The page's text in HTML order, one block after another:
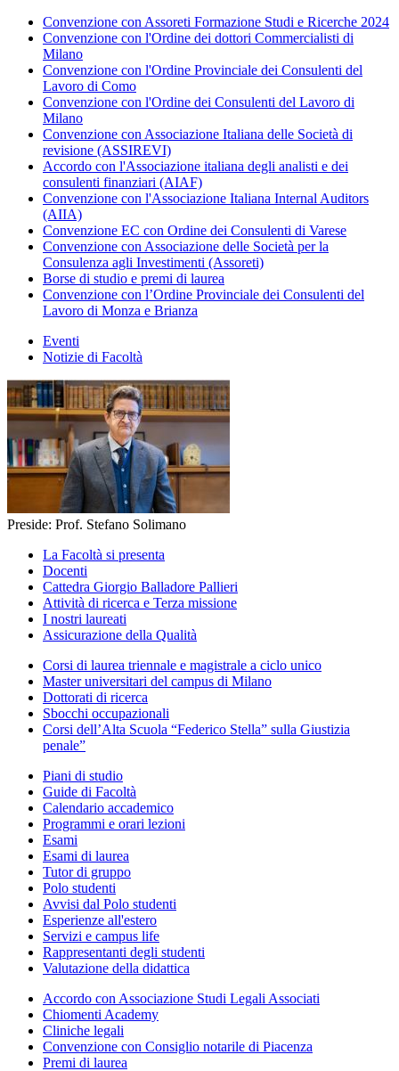
Convenzione con Assoreti Formazione Studi e Ricerche 2024
Convenzione con l'Ordine dei dottori Commercialisti di
Milano
Convenzione con l'Ordine Provinciale dei Consulenti del
Lavoro di Como
Convenzione con l'Ordine dei Consulenti del Lavoro di
Milano
Convenzione con Associazione Italiana delle Società di
revisione (ASSIREVI)
Accordo con l'Associazione italiana degli analisti e dei
consulenti finanziari (AIAF)
Convenzione con l'Associazione Italiana Internal Auditors
(AIIA)
Convenzione EC con Ordine dei Consulenti di Varese
Convenzione con Associazione delle Società per la
Consulenza agli Investimenti (Assoreti)
Borse di studio e premi di laurea
Convenzione con l’Ordine Provinciale dei Consulenti del
Lavoro di Monza e Brianza
Eventi
Notizie di Facoltà
Preside: Prof. Stefano Solimano
La Facoltà si presenta
Docenti
Cattedra Giorgio Balladore Pallieri
Attività di ricerca e Terza missione
I nostri laureati
Assicurazione della Qualità
Corsi di laurea triennale e magistrale a ciclo unico
Master universitari del campus di Milano
Dottorati di ricerca
Sbocchi occupazionali
Corsi dell’Alta Scuola “Federico Stella” sulla Giustizia
penale”
Piani di studio
Guide di Facoltà
Calendario accademico
Programmi e orari lezioni
Esami
Esami di laurea
Tutor di gruppo
Polo studenti
Avvisi dal Polo studenti
Esperienze all'estero
Servizi e campus life
Rappresentanti degli studenti
Valutazione della didattica
Accordo con Associazione Studi Legali Associati
Chiomenti Academy
Cliniche legali
Convenzione con Consiglio notarile di Piacenza
Premi di laurea